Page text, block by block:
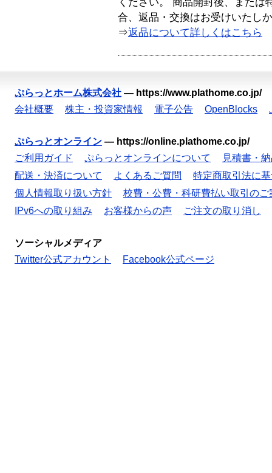
ください。 商品開封後、または
合、返品・交換はお受けいたし
⇒返品について詳しくはこちら
ぷらっとホーム株式会社 — https://www.plathome.co.jp/
会社概要
株主・投資家情報 電子公告 OpenBlocks
ぷらっとオンライン — https://online.plathome.co.jp/
ご利用ガイド
ぷらっとオンラインについて
見積書・
配送・決済について
よくあるご質問
特定商取引法に
個人情報取り扱い方針
校費・公費・科研費払い取引のご
IPv6への取り組み
お客様からの声 ご注文の取り消し
ソーシャルメディア
Twitter公式アカウント
Facebook公式ページ